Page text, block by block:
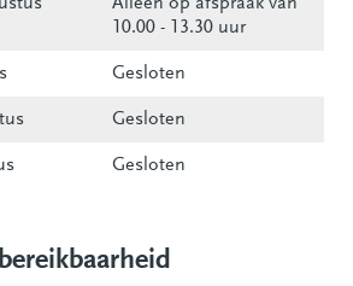
10.00 - 13.30 uur
Gesloten
Gesloten
Gesloten